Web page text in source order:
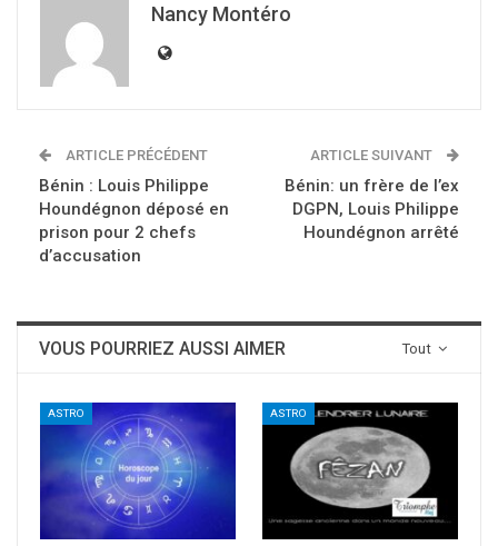
Nancy Montéro
ARTICLE PRÉCÉDENT
Bénin : Louis Philippe
Houndégnon déposé en
prison pour 2 chefs
d’accusation
ARTICLE SUIVANT
Bénin: un frère de l’ex
DGPN, Louis Philippe
Houndégnon arrêté
Tout
VOUS POURRIEZ AUSSI AIMER
ASTRO ASTRO